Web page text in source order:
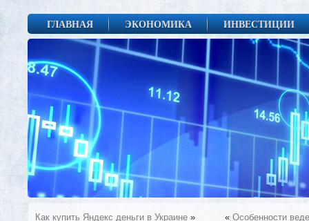
ГЛАВНАЯ ЭКОНОМИКА ИНВЕСТИЦИИ
Как купить Яндекс деньги в Украине » « Особенности